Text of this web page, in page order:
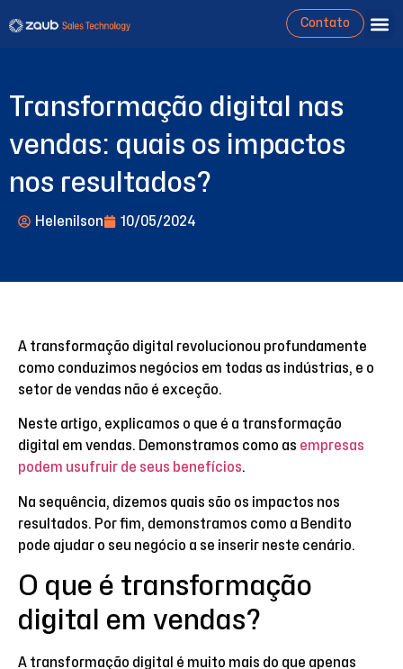
Contato
Transformação digital nas
vendas: quais os impactos
nos resultados?
Helenilson 10/05/2024
A transformação digital revolucionou profundamente
como conduzimos negócios em todas as indústrias, e o
setor de vendas não é exceção.
Neste artigo, explicamos o que é a transformação
digital em vendas. Demonstramos como as empresas
podem usufruir de seus benefícios.
Na sequência, dizemos quais são os impactos nos
resultados. Por fim, demonstramos como a Bendito
pode ajudar o seu negócio a se inserir neste cenário.
O que é transformação
digital em vendas?
A transformação digital é muito mais do que apenas